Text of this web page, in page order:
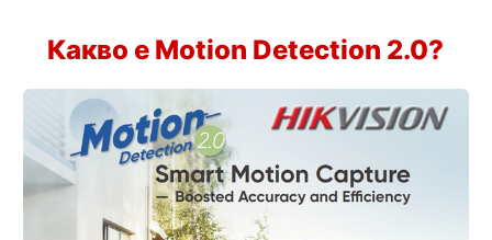
Какво е Motion Detection 2.0?